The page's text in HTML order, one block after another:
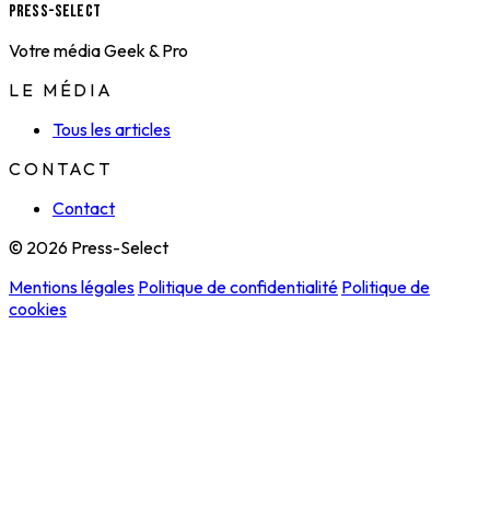
Press-Select
Votre média Geek & Pro
LE MÉDIA
Tous les articles
CONTACT
Contact
© 2026 Press-Select
Mentions légales Politique de confidentialité Politique de
cookies